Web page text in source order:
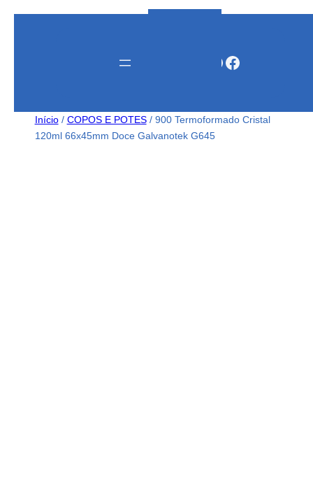
Facebook
Início/ COPOS E POTES/ 900 Termoformado Cristal
120ml 66x45mm Doce Galvanotek G645